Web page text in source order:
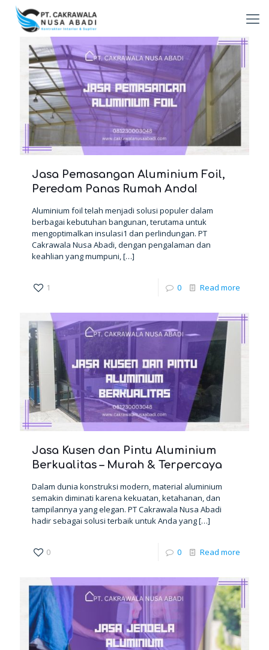
Jasa Pemasangan Aluminium Foil,
Peredam Panas Rumah Anda!
Aluminium foil telah menjadi solusi populer dalam
berbagai kebutuhan bangunan, terutama untuk
mengoptimalkan insulasi1 dan perlindungan. PT
Cakrawala Nusa Abadi, dengan pengalaman dan
keahlian yang mumpuni,[…]
1 0 Read more
Jasa Kusen dan Pintu Aluminium
Berkualitas – Murah & Terpercaya
Dalam dunia konstruksi modern, material aluminium
semakin diminati karena kekuatan, ketahanan, dan
tampilannya yang elegan. PT Cakrawala Nusa Abadi
hadir sebagai solusi terbaik untuk Anda yang[…]
0 0 Read more